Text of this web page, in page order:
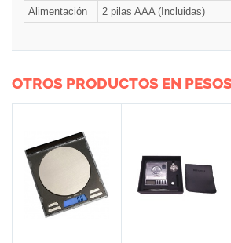
Alimentación
2 pilas AAA (Incluidas)
OTROS PRODUCTOS EN